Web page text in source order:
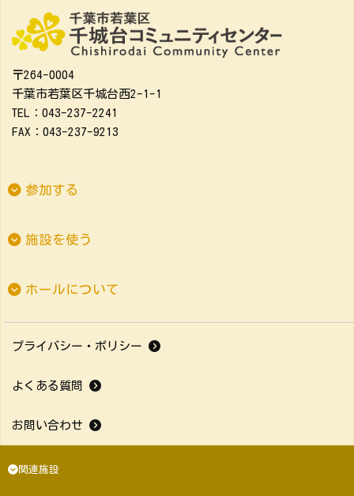
〒264-0004
千葉市若葉区千城台西2-1-1
TEL：043-237-2241
FAX：043-237-9213
参加する
施設を使う
ホールについて
プライバシー・ポリシー
よくある質問
お問い合わせ
関連施設